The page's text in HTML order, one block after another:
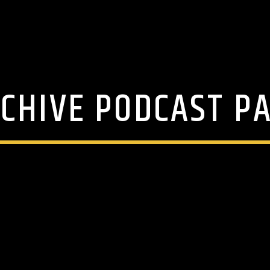
PODCAST